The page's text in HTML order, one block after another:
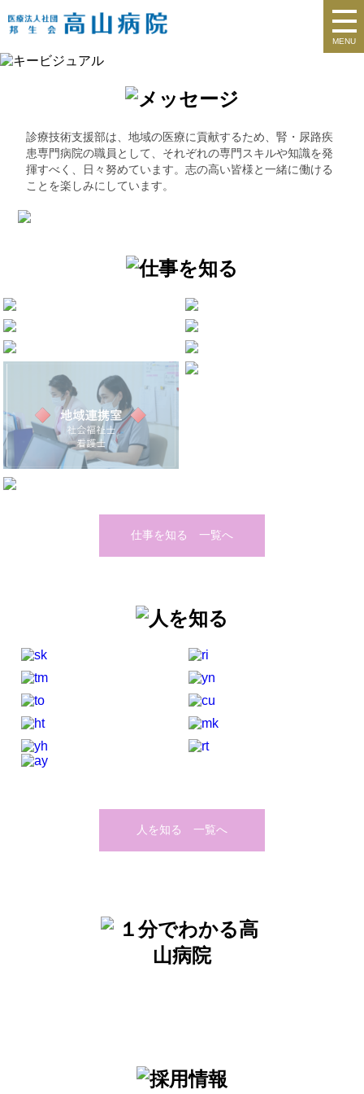
MENU
診療技術支援部は、地域の医療に貢献するため、腎・尿路疾
患専門病院の職員として、それぞれの専門スキルや知識を発
揮すべく、日々努めています。志の高い皆様と一緒に働ける
ことを楽しみにしています。
仕事を知る 一覧へ
人を知る 一覧へ